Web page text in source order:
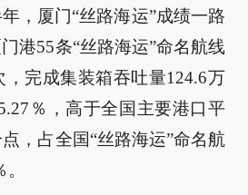
，厦门“丝路海运”成绩一路
港55条“丝路海运”命名航线
，完成集装箱吞吐量124.6万
％，高于全国主要港口平
，占全国“丝路海运”命名航